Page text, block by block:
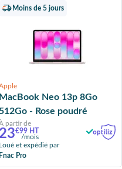
Moins de 5 jours
MacBook Neo 13p 8Go
512Go - Rose poudré
partir de
23€99 HT
/mois
Loué et expédié par
Fnac Pro